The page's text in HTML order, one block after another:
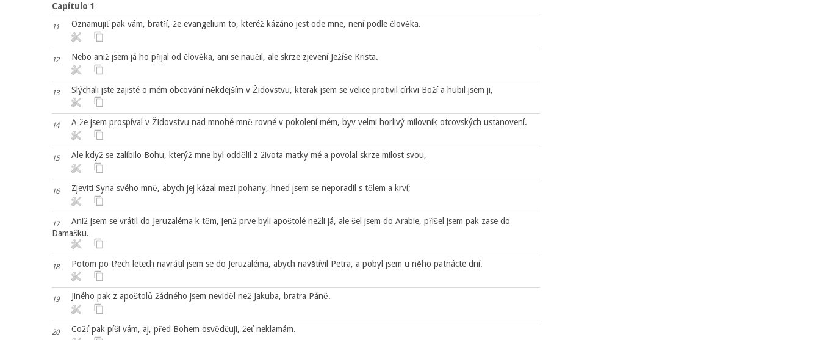
Capítulo 1
11 Oznamujiť pak vám, bratří, že evangelium to, kteréž kázáno jest ode mne, není podle člověka.
12 Nebo aniž jsem já ho přijal od člověka, ani se naučil, ale skrze zjevení Ježíše Krista.
13 Slýchali jste zajisté o mém obcování někdejším v Židovstvu, kterak jsem se velice protivil církvi Boží a hubil jsem ji,
14 A že jsem prospíval v Židovstvu nad mnohé mně rovné v pokolení mém, byv velmi horlivý milovník otcovských ustanovení.
15 Ale když se zalíbilo Bohu, kterýž mne byl oddělil z života matky mé a povolal skrze milost svou,
16 Zjeviti Syna svého mně, abych jej kázal mezi pohany, hned jsem se neporadil s tělem a krví;
17
Aniž jsem se vrátil do Jeruzaléma k těm, jenž prve byli apoštolé nežli já, ale šel jsem do Arabie, přišel jsem pak zase do
Damašku.
18 Potom po třech letech navrátil jsem se do Jeruzaléma, abych navštívil Petra, a pobyl jsem u něho patnácte dní.
19 Jiného pak z apoštolů žádného jsem neviděl než Jakuba, bratra Páně.
20 Cožť pak píši vám, aj, před Bohem osvědčuji, žeť neklamám.